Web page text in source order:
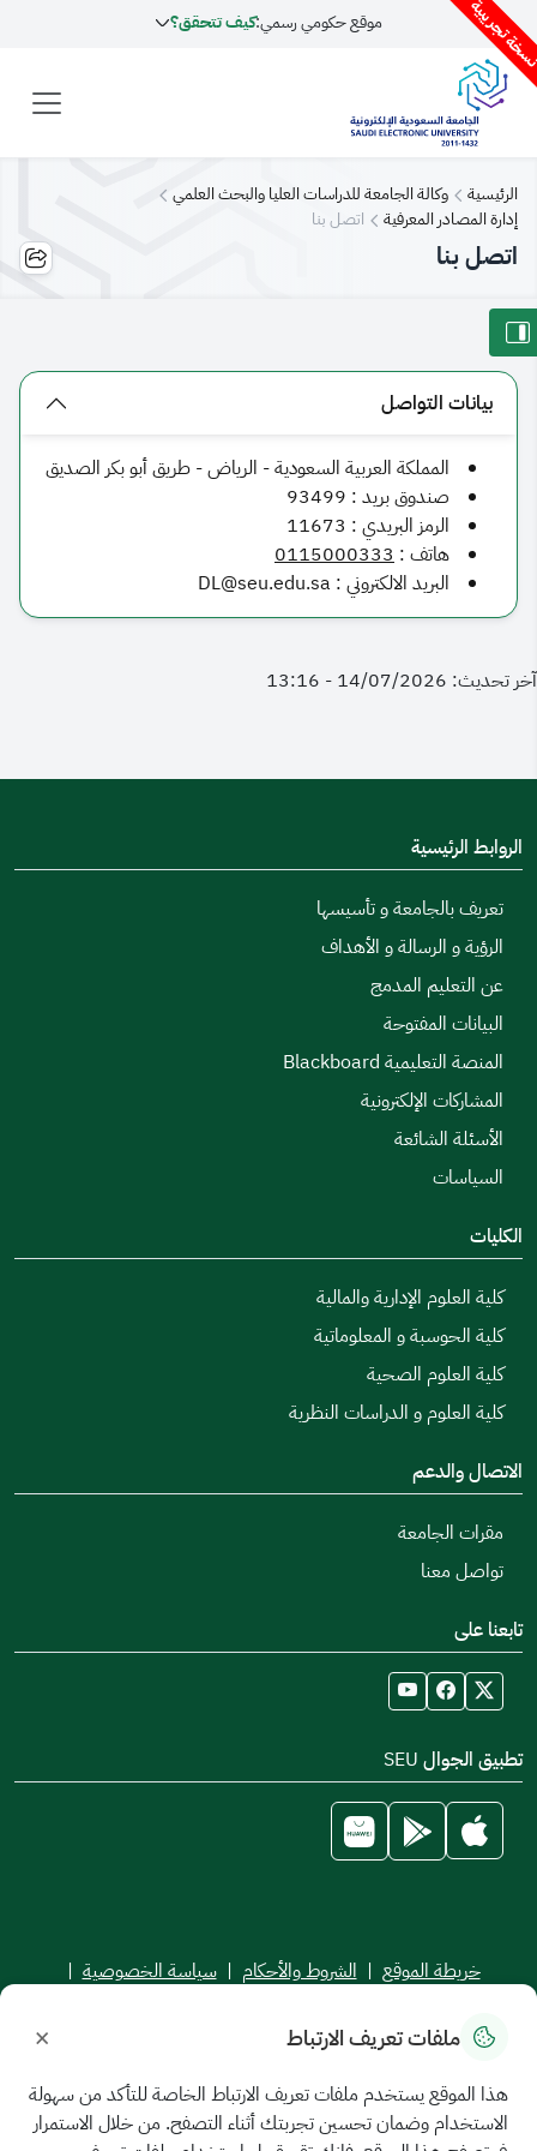
تجريبية موقع حكومي رسمي:كيف تتحقق؟
الرئيسية
وكالة الجامعة للدراسات العليا والبحث العلمي
إدارة المصادر المعرفية
اتصل بنا
اتصل بنا
بيانات التواصل
المملكة العربية السعودية - الرياض - طريق أبو بكر الصديق
صندوق بريد : 93499
الرمز البريدي : 11673
هاتف : 0115000333
البريد الالكتروني : DL@seu.edu.sa
آخر تحديث: 14/07/2026 - 13:16
الروابط الرئيسية
تعريف بالجامعة و تأسيسها
الرؤية و الرسالة و الأهداف
عن التعليم المدمج
البيانات المفتوحة
المنصة التعليمية Blackboard
المشاركات الإلكترونية
الأسئلة الشائعة
السياسات
الكليات
كلية العلوم الإدارية والمالية
كلية الحوسبة و المعلوماتية
كلية العلوم الصحية
كلية العلوم و الدراسات النظرية
الاتصال والدعم
مقرات الجامعة
تواصل معنا
تابعنا على
تطبيق الجوال SEU
خريطة الموقع | الشروط والأحكام | سياسة الخصوصية |
جميع الحقوق محفوظة للجامعة السعودية الإلكترونية © 2026
ملفات تعريف الارتباط ×
هذا الموقع يستخدم ملفات تعريف الارتباط الخاصة للتأكد من سهولة
الاستخدام وضمان تحسين تجربتك أثناء التصفح. من خلال الاستمرار